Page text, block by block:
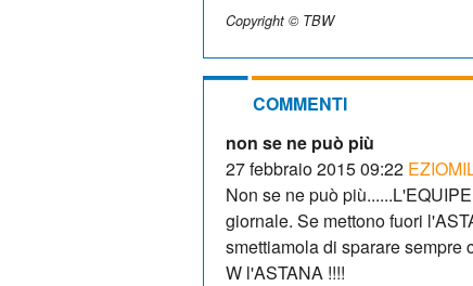
Copyright © TBW
COMMENTI
non se ne può più
27 febbraio 2015 09:22
Non se ne può
giornale. Se mettono fuori
smettiamola di sparare sempre
W l'ASTANA !!!!